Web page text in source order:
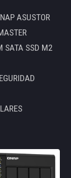
ASUSTOR
SATA SSD M2